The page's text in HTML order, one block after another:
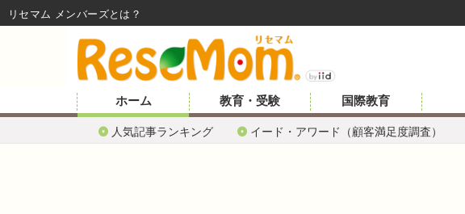
ホーム
人気記事ランキング イード・アワード（顧客満足度調査）
教育・受験 国際教育
リセマム メンバーズ